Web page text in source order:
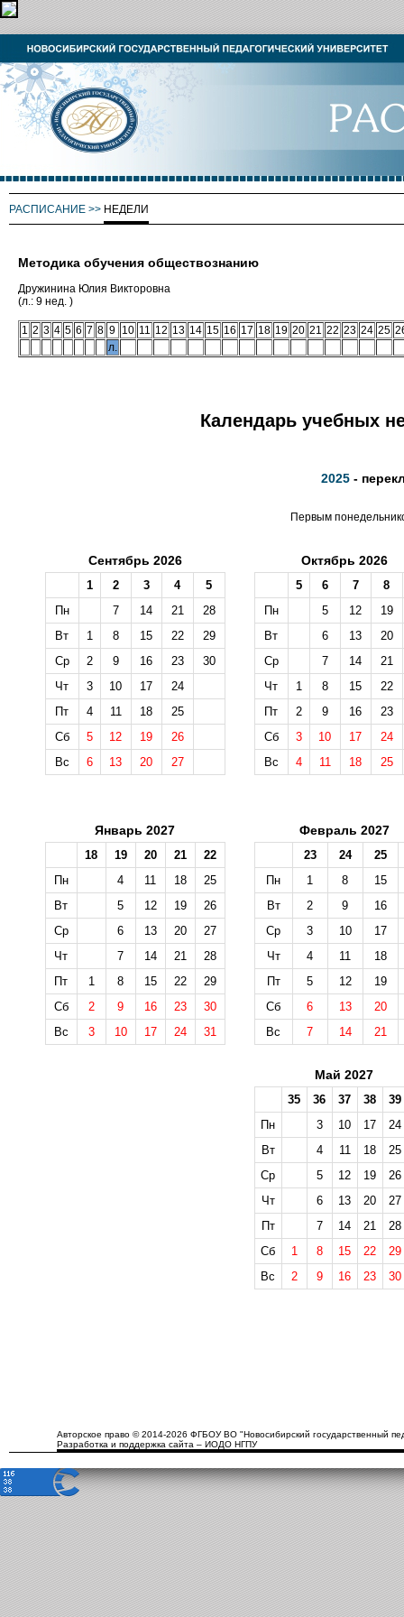
РАСПИСАНИЕ >> НЕДЕЛИ
Методика обучения обществознанию
Дружинина Юлия Викторовна
(л.: 9 нед. )
1 2 3 4 5 6 7 8 9 10 11 12 13 14 15 16 17 18 19 20 21 22 23 24 25
л.
Календарь учебных
2025 -
Первым
Сентябрь 2026
1 2 3 4
5
Пн
7 14 21
28
Вт
1 8 15 22
29
Ср
2 9 16 23
30
Чт
3 10 17
24
Пт
4 11 18
25
Сб
5 12 19
26
Вс
6 13 20 27
Октябрь 2026
5 6 7
8
Пн
5 12
19
Вт
6 13
20
Ср
7 14
21
Чт
1 8 15
22
Пт
2 9 16
23
Сб
3 10 17
24
Вс
4 11 18 25
Январь 2027
18 19 20 21
22
Пн
4 11 18
25
Вт
5 12 19
26
Ср
6 13 20
27
Чт
7 14 21
28
Пт
1 8 15 22
29
Сб
2 9 16 23
30
Вс
3 10 17 24 31
Февраль 2027
23 24
25
Пн
1 8
15
Вт
2 9
16
Ср
3 10
17
Чт
4 11
18
Пт
5 12
19
Сб
6 13
20
Вс
7 14 21
Май 2027
35 36 37 38
39
Пн
3 10 17
24
Вт
4 11 18
25
Ср
5 12 19
26
Чт
6 13 20
27
Пт
7 14 21
28
Сб
1 8 15 22
29
Вс
2 9 16 23 30
Авторское право © 2014-2026 ФГБОУ ВО "Новосибирский государственный
Разработка и поддержка сайта – ИОДО НГПУ